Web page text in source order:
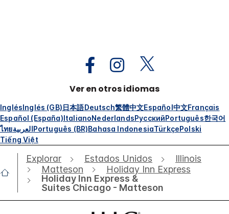
Ver en otros idiomas
InglésInglés (GB)日本語Deutsch繁體中文Español中文Français
Español (España)ItalianoNederlandsРусскийPortuguês한국어
ไทยالعربيةPortuguês (BR)Bahasa IndonesiaTürkçePolski
Tiếng Việt
Explorar Estados Unidos
Illinois
Matteson
Holiday Inn Express
Holiday Inn Express &
Suites Chicago - Matteson